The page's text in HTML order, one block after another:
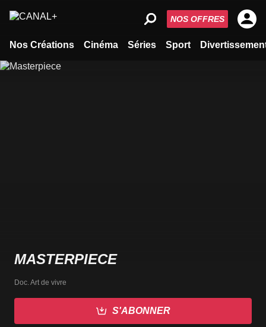
Nos Créations Cinéma Séries Sport
NOS OFFRES
MASTERPIECE
Doc. Art de vivre
S'ABONNER